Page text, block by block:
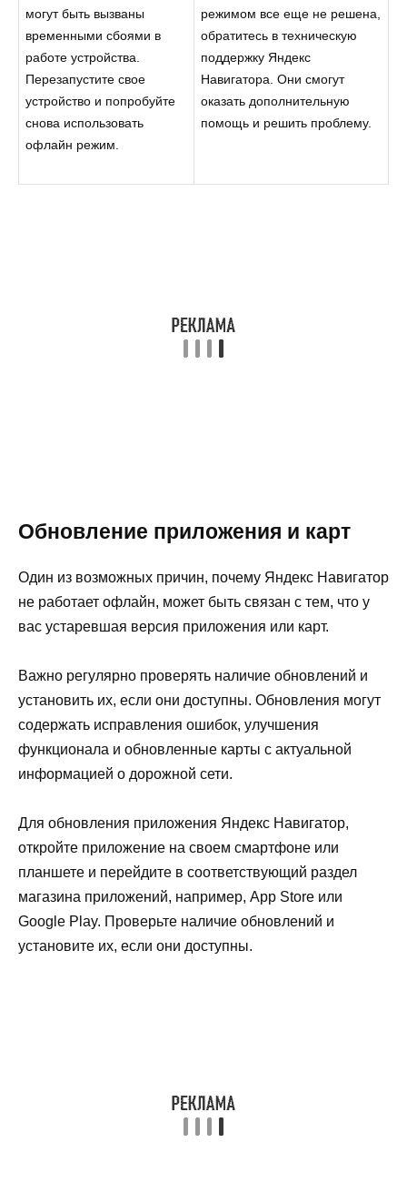
могут быть вызваны
временными сбоями в
работе устройства.
Перезапустите свое
устройство и попробуйте
снова использовать
офлайн режим.
режимом все еще не решена,
обратитесь в техническую
поддержку Яндекс
Навигатора. Они смогут
оказать дополнительную
помощь и решить проблему.
Обновление приложения и карт
Один из возможных причин, почему Яндекс Навигатор
не работает офлайн, может быть связан с тем, что у
вас устаревшая версия приложения или карт.
Важно регулярно проверять наличие обновлений и
установить их, если они доступны. Обновления могут
содержать исправления ошибок, улучшения
функционала и обновленные карты с актуальной
информацией о дорожной сети.
Для обновления приложения Яндекс Навигатор,
откройте приложение на своем смартфоне или
планшете и перейдите в соответствующий раздел
магазина приложений, например, App Store или
Google Play. Проверьте наличие обновлений и
установите их, если они доступны.